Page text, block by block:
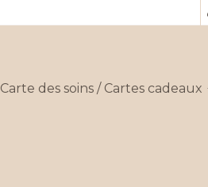
Carte des soins / Cartes cadeaux